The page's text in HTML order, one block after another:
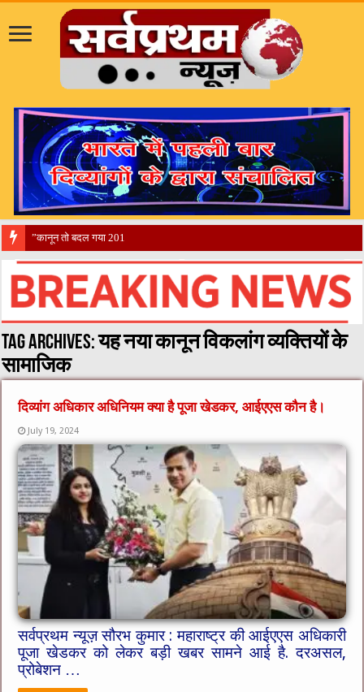
​”कानून तो बदल गया 2016 में, दिव्यांगों के ह
Tag Archives:यह नया कानून विकलांग व्यक्तियों के
सामाजिक
दिव्यांग अधिकार अधिनियम क्या है पूजा खेडकर, आईएएस कौन है।
July 19, 2024
सर्वप्रथम न्यूज़ सौरभ कुमार : महाराष्ट्र की आईएएस अधिकारी
पूजा खेडकर को लेकर बड़ी खबर सामने आई है. दरअसल,
प्रोबेशन …